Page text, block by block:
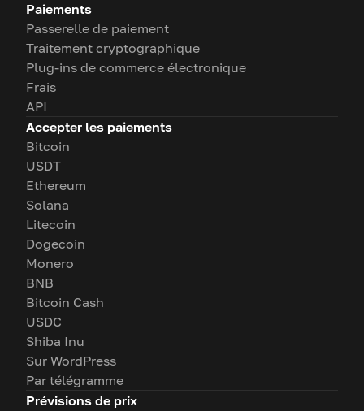
Paiements
Passerelle de paiement
Traitement cryptographique
Plug-ins de commerce électronique
Frais
API
Accepter les paiements
Bitcoin
USDT
Ethereum
Solana
Litecoin
Dogecoin
Monero
BNB
Bitcoin Cash
USDC
Shiba Inu
Sur WordPress
Par télégramme
Prévisions de prix